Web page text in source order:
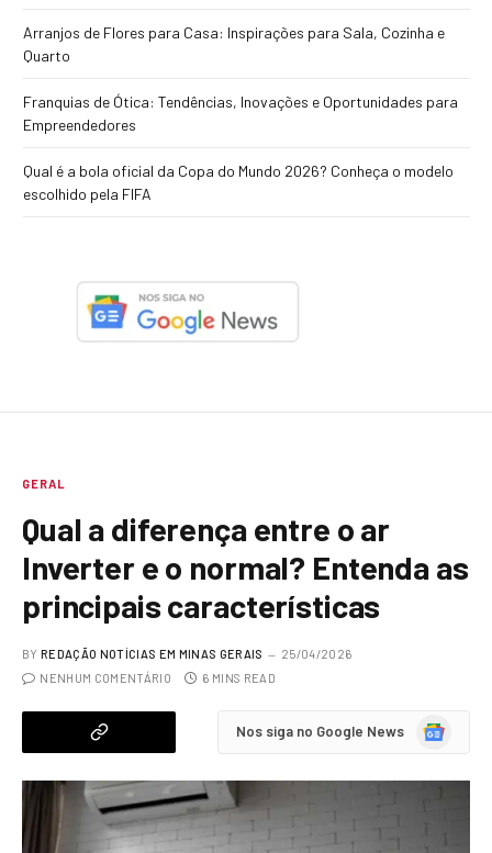
Arranjos de Flores para Casa: Inspirações para Sala, Cozinha e
Quarto
Franquias de Ótica: Tendências, Inovações e Oportunidades para
Empreendedores
Qual é a bola oficial da Copa do Mundo 2026? Conheça o modelo
escolhido pela FIFA
GERAL
Qual a diferença entre o ar
Inverter e o normal? Entenda as
principais características
BY REDAÇÃO NOTÍCIAS EM MINAS GERAIS
25/04/2026
NENHUM COMENTÁRIO
6 MINS READ
Nos siga no Google News
Google